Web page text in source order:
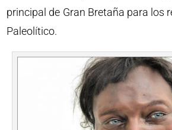
principal de Gran Bretaña para los
Paleolítico.